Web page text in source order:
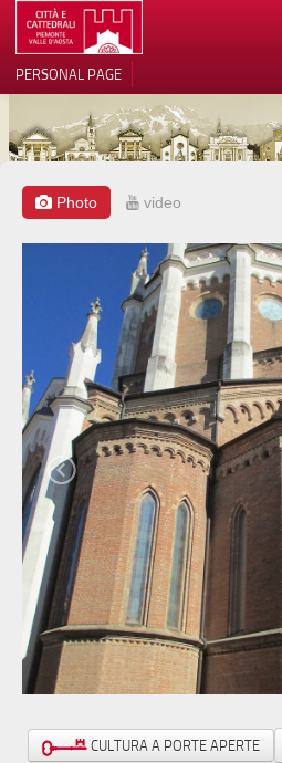
LOCATION
ARCHITECTURE
MUSEUMS
ITINERARIES
VOLUNTEERS
CONTACTS
PRESS
PERSONAL PAGE
Photo video
CULTURA A PORTE APERTE
Notice at collection
Your Privacy Choices